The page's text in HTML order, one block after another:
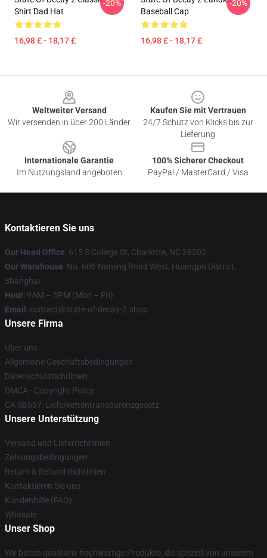
Shirt Dad Hat
16,98 £ - 18,17 £
-20%
Baseball Cap
16,98 £ - 18,17 £
-20%
Weltweiter Versand
Wir versenden in über 200 Länder
Kaufen Sie mit Vertrauen
24/7 Schutz von Klicks bis zur
Lieferung
Internationale Garantie
Im Nutzungsland angeboten
100% Sicherer Checkout
PayPal / MasterCard / Visa
Kontaktieren Sie uns
Our Head Office: 615 S College St, Charlotte, NC 28202
Our Warehouse: No. 606 Nanjing Road West, Huangpu District,
Shanghai
Hour: 9AM – 5PM (Mon – Fri)
Email : contact@state-of-decay-2.shop
Unsere Firma
Über uns
Allgemeine Geschäftsbedingungen
Datenschutzrichtlinien
DMCA - Copyright Policy
CA SB657: Lieferkettentransparenzgesetz
Unsere Unterstützung
Versand und Lieferrichtlinien
Zahlungsbedingungen
Return & Refund Richtlinien
Kontaktieren Sie uns
Kundenhilfe (FAQ)
Whosale
Unser Shop
Wir bieten qualitativ hochwertige Produkte, die speziell von unserem